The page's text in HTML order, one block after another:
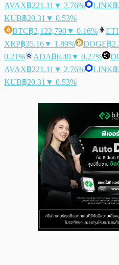
AVAX฿221.11 ▼ 2.76% LINK฿
KUB฿20.31 ▼ 0.53%
BTC฿2,122,790▼ 0.16%
XRP฿35.16▼ 1.89% DOGE฿
0.21%
ADA฿6.49▼ 0.27%
AVAX฿221.11 ▼ 2.76% LINK฿
KUB฿20.31 ▼ 0.53%